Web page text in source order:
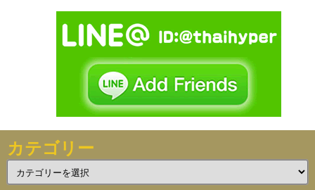
カテゴリー
テ